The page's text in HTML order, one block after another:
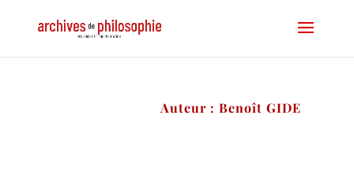
Auteur : Benoît GIDE